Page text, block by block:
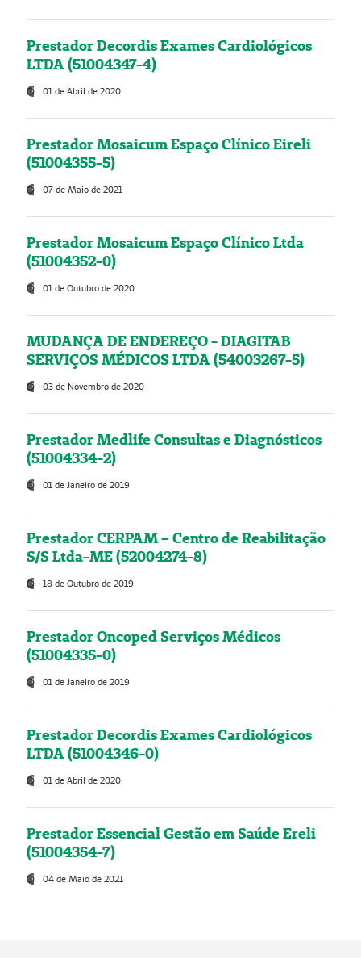
Prestador Decordis Exames Cardiológicos
LTDA (51004347-4)
01 de Abril de 2020
Prestador Mosaicum Espaço Clínico Eireli
(51004355-5)
07 de Maio de 2021
Prestador Mosaicum Espaço Clínico Ltda
(51004352-0)
01 de Outubro de 2020
MUDANÇA DE ENDEREÇO - DIAGITAB
SERVIÇOS MÉDICOS LTDA (54003267-5)
03 de Novembro de 2020
Prestador Medlife Consultas e Diagnósticos
(51004334-2)
01 de Janeiro de 2019
Prestador CERPAM – Centro de Reabilitação
S/S Ltda-ME (52004274-8)
18 de Outubro de 2019
Prestador Oncoped Serviços Médicos
(51004335-0)
01 de Janeiro de 2019
Prestador Decordis Exames Cardiológicos
LTDA (51004346-0)
01 de Abril de 2020
Prestador Essencial Gestão em Saúde Ereli
(51004354-7)
04 de Maio de 2021